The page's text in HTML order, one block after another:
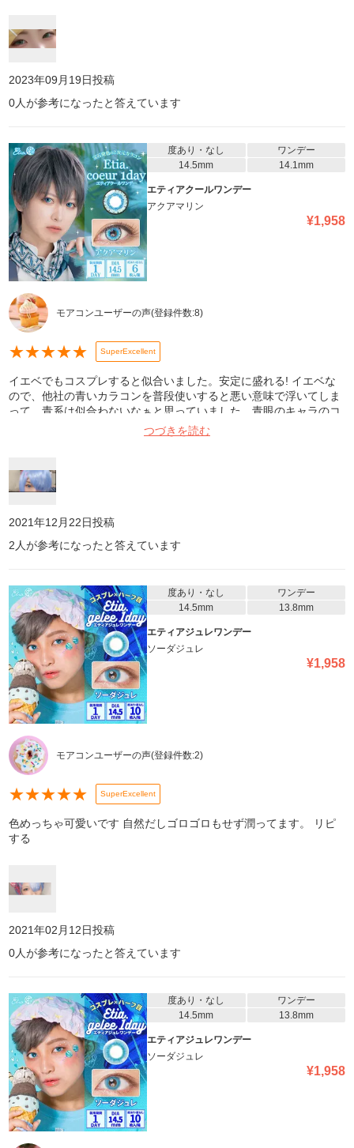
2023年09月19日投稿
0人が参考になったと答えています
度あり・なし
ワンデー
14.5mm
14.1mm
エティアクールワンデー
アクアマリン
¥1,958
モアコンユーザーの声(登録件数:8)
★★★★★ SuperExcellent
イエベでもコスプレすると似合いました。安定に盛れる! イエベな
ので、他社の青いカラコンを普段使いすると悪い意味で浮いてしま
って、青系は似合わないなぁと思っていました。青眼のキャラのコ
スプレをしたいなぁと思い、エティア(の緑色や紫)のカラコンが好
きなので、エティアで青眼に挑戦してみたら、めちゃくちゃ可愛か
す。値段は張りますが...それだけの価値あります。 発色がめちゃく
ちゃいいので、生で見ると人間味が少ないというか少し怖さはあり
し、可愛く撮れたので満足です。青いウィッグつけたら、イエベの
私でも発色のいい青眼が浮かなかったです! (この日は試しに付けて
みただけなので、メイク(特に眉毛は)キャラを再現出来てなくて申
チに派手なの付けたい人とかコスプレ用探してる人におすすめです!
つづきを読む
2021年12月22日投稿
2 人が参考になったと答えています
度あり・なし
ワンデー
14.5mm
13.8mm
エティアジュレワンデー
ソーダジュレ
¥1,958
モアコンユーザーの声(登録件数:2)
★★★★★ SuperExcellent
色めっちゃ可愛いです 自然だしゴロゴロもせず潤ってます。 リピ
する
2021年02月12日投稿
0人が参考になったと答えています
度あり・なし
ワンデー
14.5mm
13.8mm
エティアジュレワンデー
ソーダジュレ
¥1,958